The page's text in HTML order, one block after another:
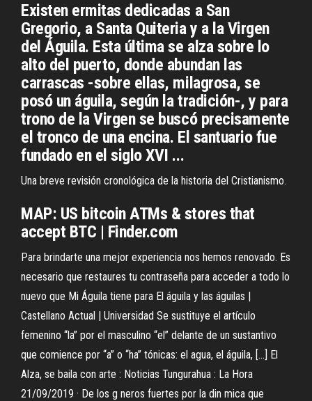
Existen ermitas dedicadas a San
Gregorio, a Santa Quiteria y a la Virgen
del Águila. Esta última se alza sobre lo
alto del puerto, donde abundan las
carrascas -sobre ellas, milagrosa, se
posó un águila, según la tradición-, y para
trono de la Virgen se buscó precisamente
el tronco de una encina. El santuario fue
fundado en el siglo XVI ...
Una breve revisión cronológica de la historia del Cristianismo.
MAP: US bitcoin ATMs & stores that
accept BTC | Finder.com
Para brindarte una mejor experiencia nos hemos renovado. Es
necesario que restaures tu contraseña para acceder a todo lo
nuevo que Mi Águila tiene para El águila y las águilas |
Castellano Actual | Universidad Se sustituye el artículo
femenino “la” por el masculino “el” delante de un sustantivo
que comience por “a” o “ha” tónicas: el agua, el águila, […] El
Alza, se baila con arte : Noticias Tungurahua : La Hora
21/09/2019 · De los g neros fuertes por la din mica que